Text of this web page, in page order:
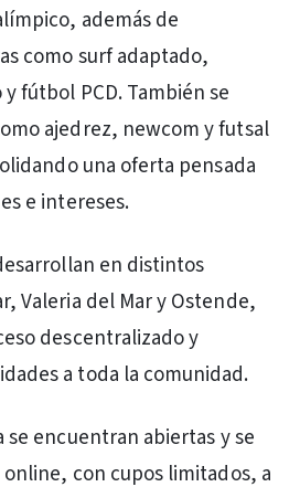
además de
como surf adaptado,
fútbol PCD. También se
ajedrez, newcom y futsal
una oferta pensada
e intereses.
en distintos
Valeria del Mar y Ostende,
descentralizado y
a toda la comunidad.
se encuentran abiertas y se
con cupos limitados, a